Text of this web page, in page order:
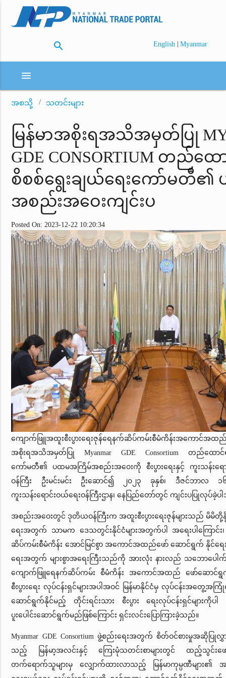
search English | Myanmar
menu
အစသို့ သတင်းများ
မြန်မာအစိုးရအသိအမှတ်ပြု
GDE CONSORTIUM တည်
စိစစ်ရွေးချယ်ရေးကော်မတီ
အစည်းအဝေးကျင်းပ
Posted On: 2023-12-22 10:20:34
ကျောက်ဖြူအထူးစီးပွားရေးဇုန်ရေနက်ဆိပ်ကမ်းစီမံကိန်းအကောင်အထည်
အစိုးရအသိအမှတ်ပြု Myanmar GDE Consortium တည်ထော
ကော်မတီ၏ ပထမအကြိမ်အစည်းအဝေးကို စီးပွားရေးနှင့် ကူးသန်းရော
ဝန်ကြီး ဦးမင်းမင်း ဦးဆောင်၍ ၂၀၂၃ ခုနှစ်၊ ဒီဇင်ဘာလ ၁
ကူးသန်းရောင်းဝယ်ရေးဝန်ကြီးဌာန၊ နေပြည်တော်တွင် ကျင်းပပြုလုပ်ခဲ့ပ
အစည်းအဝေးတွင် ဒုတိယဝန်ကြီးက အထူးစီးပွားရေးဇုန်များသည် မိမိတို့
ရေးအတွက် သာမက ဒေသတွင်းနိုင်ငံများအတွက်ပါ အရေးပါကြောင်
ဆိပ်ကမ်းစီမံကိန်း အောင်မြင်စွာ အကောင်အထည်ဖော် ဆောင်ရွက် နိုင်
ရေးအတွက် များစွာအရေးကြီးသည်ကို အားလုံး နားလည် သဘောပေါ
ကျောက်ဖြူရေနက်ဆိပ်ကမ်း စီမံကိန်း အကောင်အထည် ဖော်‌ဆောင်ရွ
စီးပွားရေး လုပ်ငန်းရှင်များအပါအဝင် မြန်မာနိုင်ငံမှ လုပ်ငန်းအတွေ့အ
ဆောင်ရွက်နိုင်မည့် တိုင်းရင်းသား စီးပွား ရေးလုပ်ငန်းရှင်များကိုပ
ပူးပေါင်းဆောင်ရွက်မည်ဖြစ်ကြောင်း ရှင်းလင်းပြောကြားခဲ့သည်။
Myanmar GDE Consortium ဖွဲ့စည်းရေးအတွက် စိတ်ဝင်စားမှုအဆိုပြုလွှ
သည့် မြန်မာ့အလင်းနှင့် ကြေးမုံသတင်းစာများတွင် ထည့်သွင်းဖော်
တက်ရောက်သူများမှ လျှောက်ထားလာသည့် မြန်မာကုမ္ပဏီများ၏